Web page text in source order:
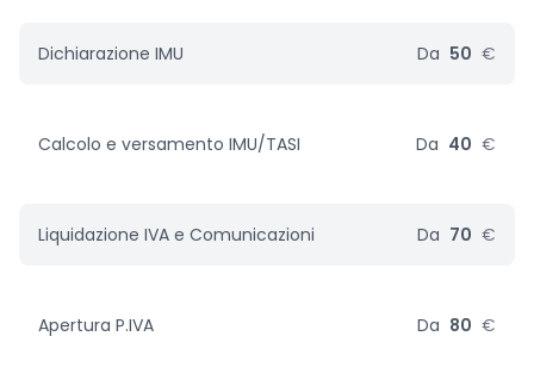
Dichiarazione IMU Da 50 €
Calcolo e versamento IMU/TASI Da 40 €
Liquidazione IVA e Comunicazioni Da 70 €
Apertura P.IVA Da 80 €